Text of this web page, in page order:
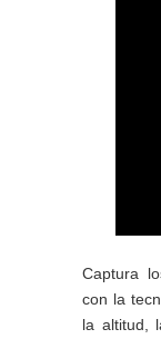
Captura
con la
la altitud,